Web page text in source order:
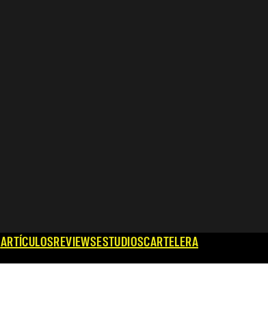
ARTÍCULOSREVIEWSESTUDIOSCARTELERA